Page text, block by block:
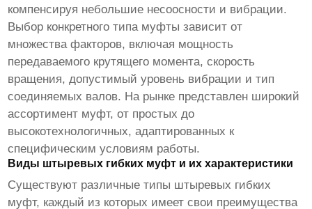
компенсируя небольшие несоосности и вибрации.
Выбор конкретного типа муфты зависит от
множества факторов, включая мощность
передаваемого крутящего момента, скорость
вращения, допустимый уровень вибрации и тип
соединяемых валов. На рынке представлен широкий
ассортимент муфт, от простых до
высокотехнологичных, адаптированных к
специфическим условиям работы.
Виды штыревых гибких муфт и их характеристики
Существуют различные типы штыревых гибких
муфт, каждый из которых имеет свои преимущества